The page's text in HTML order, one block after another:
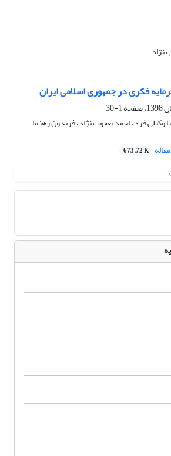
نژاد
فکری در جمهوری اسلامی ایران
1-30
فرد، احمد یعقوب نژاد، فریدون رهنما
673.72 K